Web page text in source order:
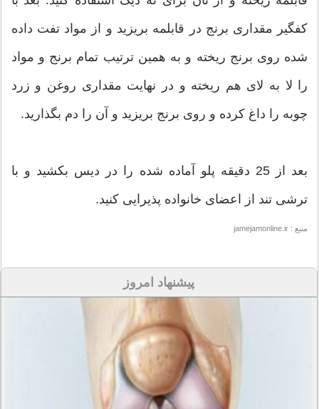
کفگیر مقداری برنج در قابلمه بریزید و از مواد تفت داده
شده روی برنج ریخته و به همین ترتیب تمام برنج و مواد
را لا به لای هم ریخته و در نهایت مقداری روغن و زرد
چوبه را داغ کرده و روی برنج بریزید و آن را دم بگذارید.
بعد از 25 دقیقه پلو آماده شده را در دیس بکشید و با
ترشی تند از اعضای خانواده پذیرایی کنید.
منبع : jamejamonline.ir
پیشنهاد امروز